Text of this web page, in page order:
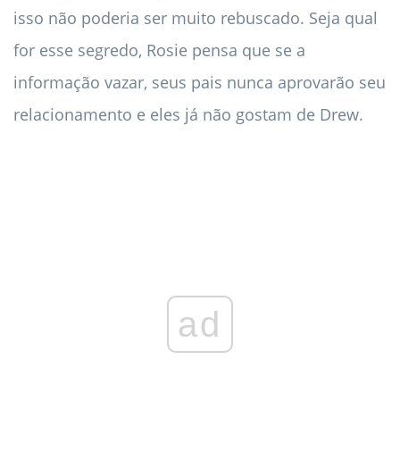
isso não poderia ser muito rebuscado. Seja qual
for esse segredo, Rosie pensa que se a
informação vazar, seus pais nunca aprovarão seu
relacionamento e eles já não gostam de Drew.
ad